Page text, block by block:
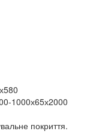
1000х65х2000
покриття.